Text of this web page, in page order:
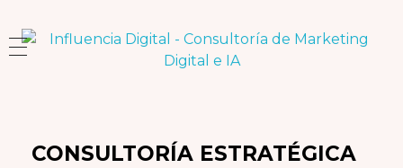
CONSULTORÍA ESTRATÉGICA